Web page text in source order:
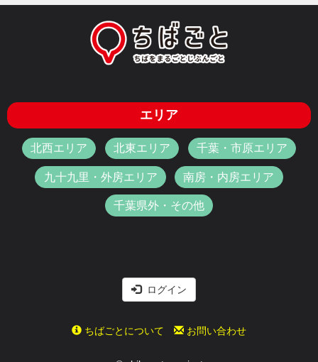
エリア
北西エリア 北東エリア 千葉・市原エリア
九十九里・外房エリア 南房・内房エリア
千葉県外・その他
ログイン
ちばごとについて お問い合わせ